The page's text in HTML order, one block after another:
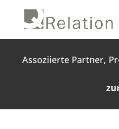
Assoziierte Partner,